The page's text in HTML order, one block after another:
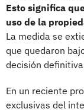
Esto significa
uso de la
La medida se
que quedaron
decisión
En un reciente
exclusivas del